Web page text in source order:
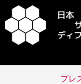
容
を
ッ
プレ
投
稿
ナ
ビ
ー